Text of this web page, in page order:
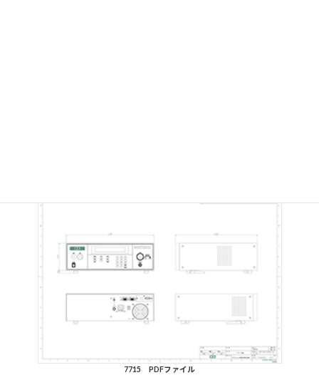
7715 PDFファイル